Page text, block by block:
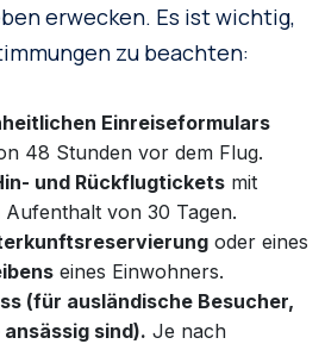
erwecken. Es ist wichtig,
zu beachten:
Einreiseformulars
48 Stunden vor dem Flug.
und Rückflugtickets mit
Aufenthalt von 30 Tagen.
oder eines
eines Einwohners.
(für ausländische Besucher,
sind). Je nach